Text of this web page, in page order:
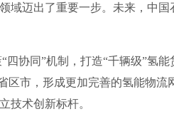
迈出了重要一步。未来，中国
协同”机制，打造“千辆级”氢能
区市，形成更加完善的氢能物流
技术创新标杆。